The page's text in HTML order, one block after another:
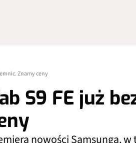
Znamy ceny
S9 FE już
nowości Samsunga,